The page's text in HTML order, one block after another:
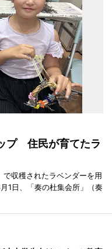
プ 住民が育てたラ
収穫されたラベンダーを用
1日、「奏の杜集会所」（奏